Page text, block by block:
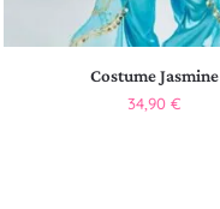
Costume Jasmine
34,90 €